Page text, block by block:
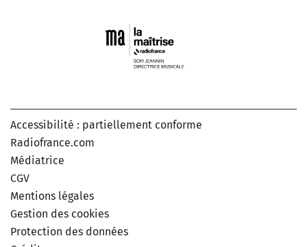
Accessibilité : partiellement conforme
Radiofrance.com
Médiatrice
CGV
Mentions légales
Gestion des cookies
Protection des données